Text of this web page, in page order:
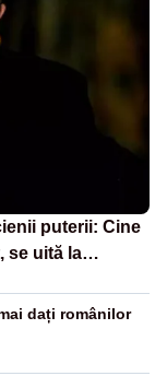
puterii: Cine
se uită la
dați românilor